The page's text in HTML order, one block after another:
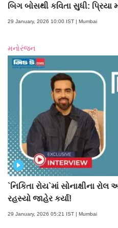
બિગ બોસથી કવિતા સુધી:
29 January, 2026 10:00 IST | Mumbai
મનોરંજન
`નિકિતા રોય`માં સોનાક્ષીના
રહસ્યો જાહેર કર્યા!
29 January, 2026 05:21 IST | Mumbai